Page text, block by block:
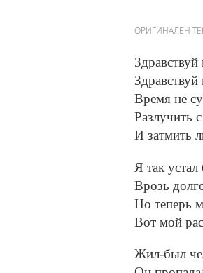
ОРИГИНАЛЕН
Здравствуй
Время не
Разлучить
И затмить
Я так устал
Врозь
Но теперь
Вот мой
Жил-был